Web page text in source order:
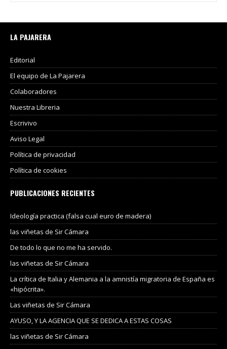
LA PAJARERA
Editorial
El equipo de La Pajarera
Colaboradores
Nuestra Libreria
Escrivivo
Aviso Legal
Política de privacidad
Política de cookies
PUBLICACIONES RECIENTES
Ideología practica (falsa cual euro de madera)
las viñetas de Sir Cámara
De todo lo que no me ha servido.
las viñetas de Sir Cámara
La crítica de Italia y Alemania a la amnistía migratoria de España es
«hipócrita».
Las viñetas de Sir Cámara
AYUSO, Y LA AGENCIA QUE SE DEDICA A ESTAS COSAS
las viñetas de Sir Cámara